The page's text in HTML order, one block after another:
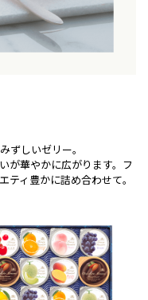
ずしいゼリー。
が華やかに広がります。フ
ティ豊かに詰め合わせて。